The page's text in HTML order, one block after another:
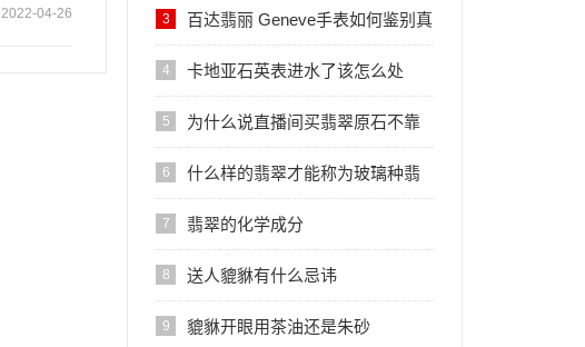
2022-04-26 的种？
3 百达翡丽 Geneve手表如何鉴别真
伪？
4 卡地亚石英表进水了该怎么处
理？
5 为什么说直播间买翡翠原石不靠
谱？
6 什么样的翡翠才能称为玻璃种翡
翠
7 翡翠的化学成分
8 送人貔貅有什么忌讳
9 貔貅开眼用茶油还是朱砂